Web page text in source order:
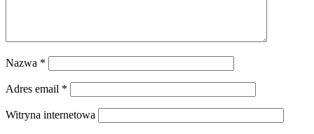
Nazwa *
Adres email *
Witryna internetowa